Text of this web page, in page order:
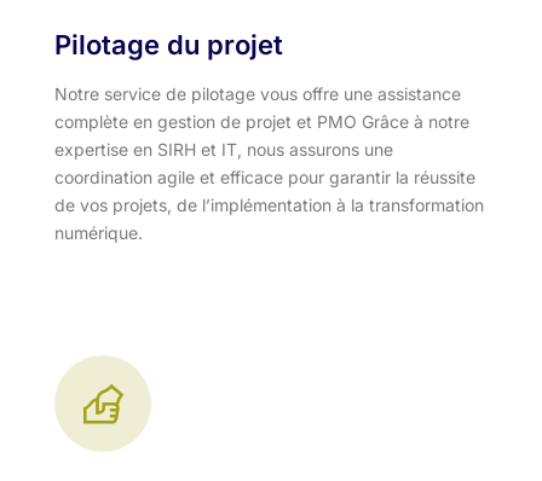
Pilotage du projet
Notre service de pilotage vous offre une assistance
complète en gestion de projet et PMO Grâce à notre
expertise en SIRH et IT, nous assurons une
coordination agile et efficace pour garantir la réussite
de vos projets, de l’implémentation à la transformation
numérique.